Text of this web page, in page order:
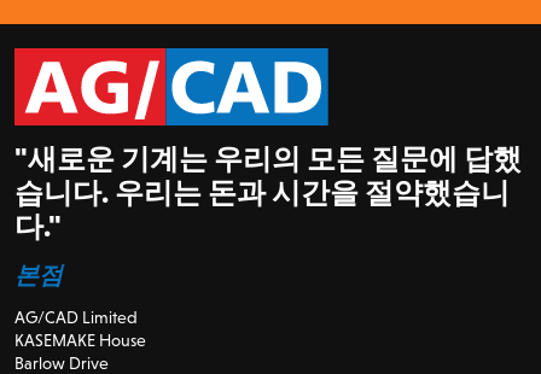
"새로운 기계는 우리의 모든 질문에 답했
습니다. 우리는 돈과 시간을 절약했습니
다."
본점
AG/CAD Limited
KASEMAKE House
Barlow Drive